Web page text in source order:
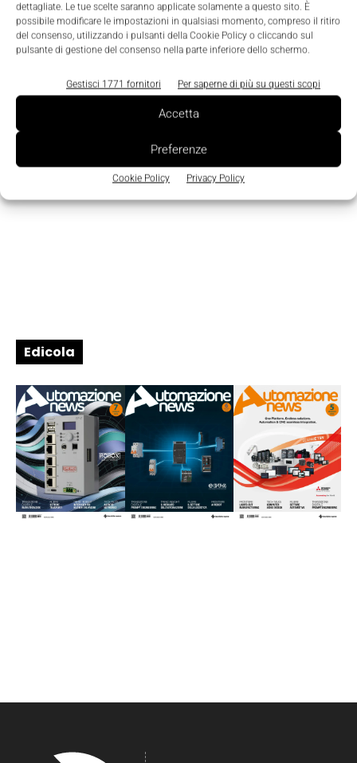
dettagliate. Le tue scelte saranno applicate solamente a questo sito. È
possibile modificare le impostazioni in qualsiasi momento, compreso il ritiro
del consenso, utilizzando i pulsanti della Cookie Policy o cliccando sul
pulsante di gestione del consenso nella parte inferiore dello schermo.
Gestisci 1771 fornitori Per saperne di più su questi scopi
Accetta
Preferenze
Cookie Policy Privacy Policy
Edicola